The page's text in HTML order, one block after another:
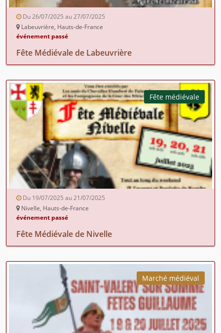
Du 26/07/2025 au 27/07/2025
Labeuvrière, Hauts-de-France
événement passé
Fête Médiévale de Labeuvrière
Fête médiévale
Du 19/07/2025 au 21/07/2025
Nivelle, Hauts-de-France
événement passé
Fête Médiévale de Nivelle
Marché médiéval